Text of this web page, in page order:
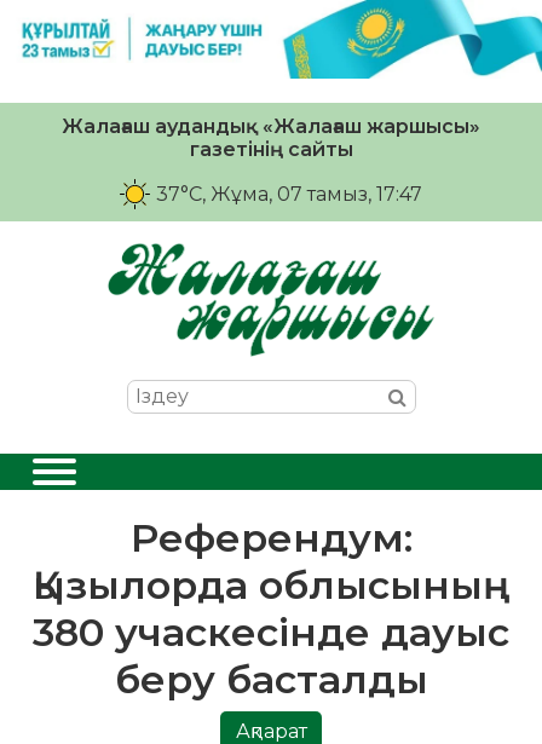
Жалағаш аудандық «Жалағаш жаршысы»
газетінің сайты
37°C, Жұма, 07 тамыз, 17:47
Референдум:
Қызылорда облысының
380 учаскесінде дауыс
беру басталды
Ақпарат